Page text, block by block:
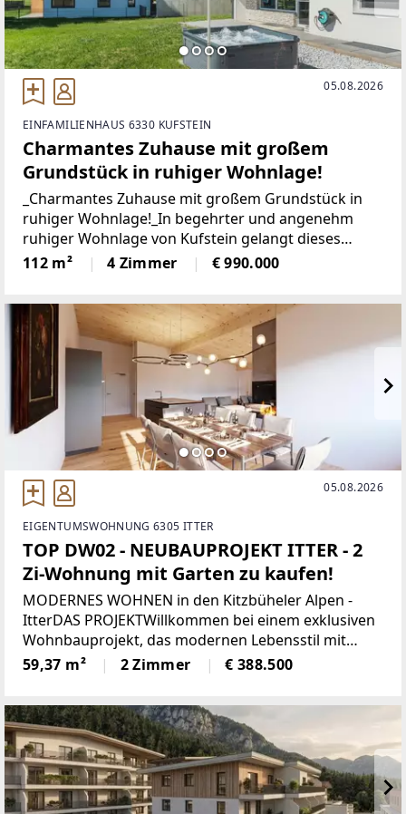
05.08.2026
EINFAMILIENHAUS 6330 KUFSTEIN
Charmantes Zuhause mit großem
Grundstück in ruhiger Wohnlage!
_Charmantes Zuhause mit großem Grundstück in
ruhiger Wohnlage!_In begehrter und angenehm
ruhiger Wohnlage von Kufstein gelangt dieses
charmante Einfamilienhaus mit großzügigem
Grundstück zum Verkauf. Die Liegenschaft vereint
112 m² 4 Zimmer € 990.000
05.08.2026
EIGENTUMSWOHNUNG 6305 ITTER
TOP DW02 - NEUBAUPROJEKT ITTER - 2
Zi-Wohnung mit Garten zu kaufen!
MODERNES WOHNEN in den Kitzbüheler Alpen -
ItterDAS PROJEKTWillkommen bei einem exklusiven
Wohnbauprojekt, das modernen Lebensstil mit
alpiner Wohnqualität verbindet. In sonniger Lage
entstehen 5 architektonisch harmonisch
59,37 m² 2 Zimmer € 388.500